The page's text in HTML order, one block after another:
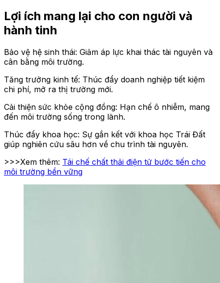
Lợi ích mang lại cho con người và
hành tinh
Bảo vệ hệ sinh thái: Giảm áp lực khai thác tài nguyên và
cân bằng môi trường.
Tăng trưởng kinh tế: Thúc đẩy doanh nghiệp tiết kiệm
chi phí, mở ra thị trường mới.
Cải thiện sức khỏe cộng đồng: Hạn chế ô nhiễm, mang
đến môi trường sống trong lành.
Thúc đẩy khoa học: Sự gắn kết với khoa học Trái Đất
giúp nghiên cứu sâu hơn về chu trình tài nguyên.
>>>Xem thêm: Tái chế chất thải điện tử bước tiến cho
môi trường bền vững